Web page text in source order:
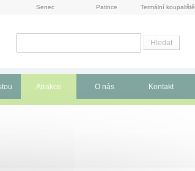
Senec Patince Termální koupaliště
Atrakce O nás Kontakt